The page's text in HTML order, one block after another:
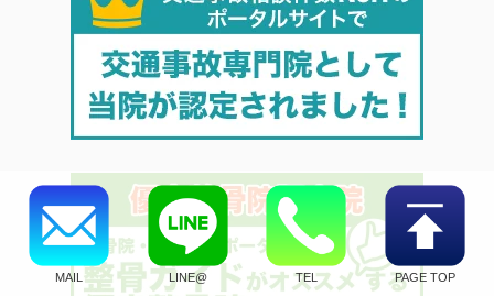
MAIL LINE@ TEL PAGE TOP